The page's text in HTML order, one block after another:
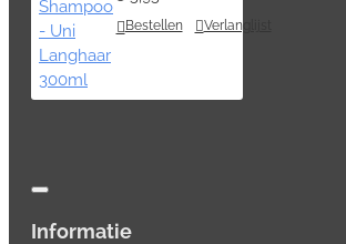
Bestellen Verlanglijst
Informatie